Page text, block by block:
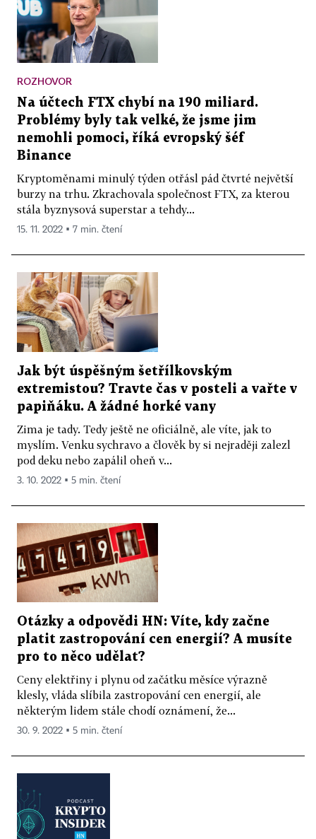
ROZHOVOR
Na účtech FTX chybí na 190 miliard.
Problémy byly tak velké, že jsme jim
nemohli pomoci, říká evropský šéf
Binance
Kryptoměnami minulý týden otřásl pád čtvrté největší
burzy na trhu. Zkrachovala společnost FTX, za kterou
stála byznysová superstar a tehdy...
15. 11. 2022 ▪ 7 min. čtení
Jak být úspěšným šetřílkovským
extremistou? Travte čas v posteli a vařte v
papiňáku. A žádné horké vany
Zima je tady. Tedy ještě ne oficiálně, ale víte, jak to
myslím. Venku sychravo a člověk by si nejraději zalezl
pod deku nebo zapálil oheň v...
3. 10. 2022 ▪ 5 min. čtení
Otázky a odpovědi HN: Víte, kdy začne
platit zastropování cen energií? A musíte
pro to něco udělat?
Ceny elektřiny i plynu od začátku měsíce výrazně
klesly, vláda slíbila zastropování cen energií, ale
některým lidem stále chodí oznámení, že...
30. 9. 2022 ▪ 5 min. čtení